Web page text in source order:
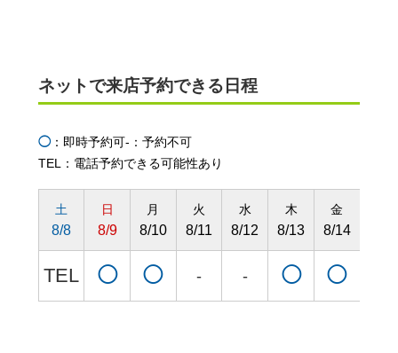
ネットで来店予約できる日程
◯：即時予約可-：予約不可
TEL：電話予約できる可能性あり
土
8/8
TEL
日
8/9
◯
月
8/10
◯
火
8/11
-
水
8/12
-
木
8/13
◯
金
8/14
◯